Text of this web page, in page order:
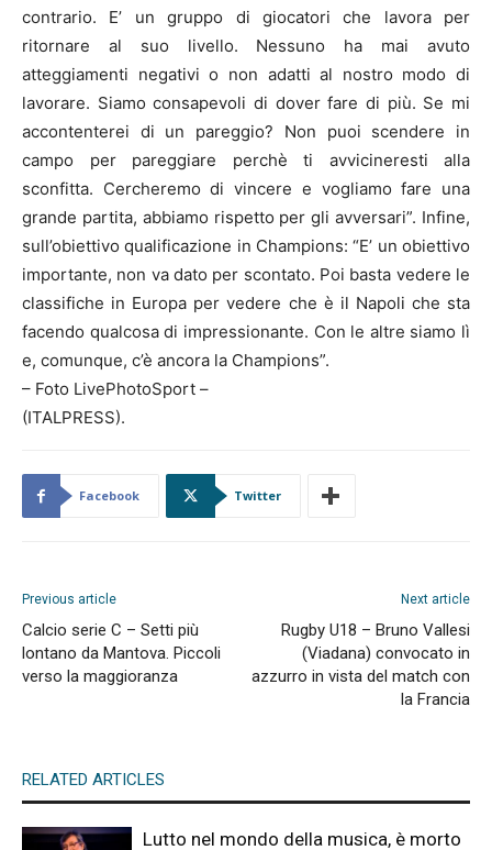
contrario. E’ un gruppo di giocatori che lavora per
ritornare al suo livello. Nessuno ha mai avuto
atteggiamenti negativi o non adatti al nostro modo di
lavorare. Siamo consapevoli di dover fare di più. Se mi
accontenterei di un pareggio? Non puoi scendere in
campo per pareggiare perchè ti avvicineresti alla
sconfitta. Cercheremo di vincere e vogliamo fare una
grande partita, abbiamo rispetto per gli avversari”. Infine,
sull’obiettivo qualificazione in Champions: “E’ un obiettivo
importante, non va dato per scontato. Poi basta vedere le
classifiche in Europa per vedere che è il Napoli che sta
facendo qualcosa di impressionante. Con le altre siamo lì
e, comunque, c’è ancora la Champions”.
– Foto LivePhotoSport –
(ITALPRESS).
Facebook Twitter
Previous article
Calcio serie C – Setti più
lontano da Mantova. Piccoli
verso la maggioranza
Next article
Rugby U18 – Bruno Vallesi
(Viadana) convocato in
azzurro in vista del match con
la Francia
RELATED ARTICLES
Lutto nel mondo della musica, è morto